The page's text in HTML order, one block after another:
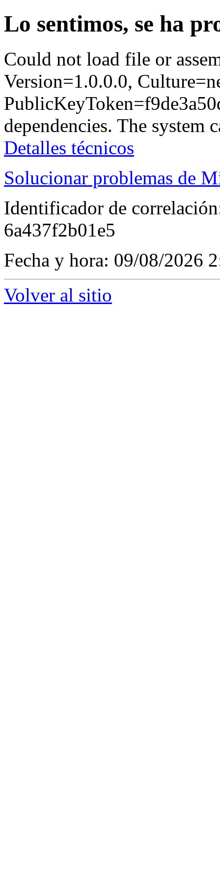
Lo sentimos, se ha
Could not load file or
Version=1.0.0.0,
dependencies. The
Detalles técnicos
Solucionar problemas de
Identificador de
6a437f2b01e5
Fecha y hora: 09/08/2026
Volver al sitio